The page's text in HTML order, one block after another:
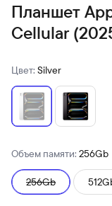
Планшет
Cellular
Цвет: Silver
Объем памяти: 256Gb
256Gb